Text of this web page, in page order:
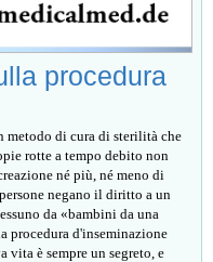
procedura
metodo di cura di sterilità che
rotte a tempo debito non
né più, né meno di
negano il diritto a un
da «bambini da una
procedura d'inseminazione
è sempre un segreto, e